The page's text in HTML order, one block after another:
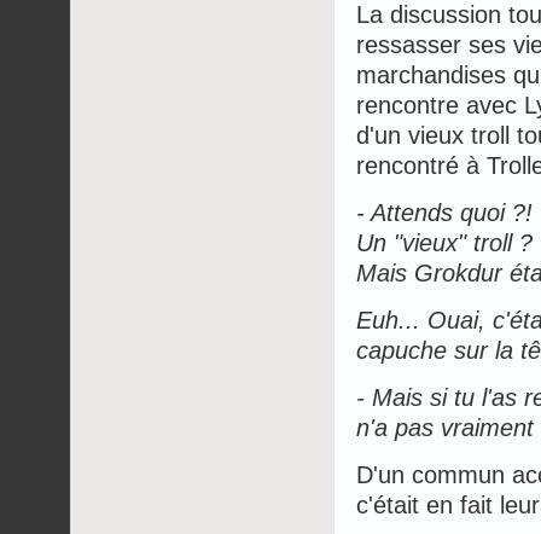
La discussion
ressasser ses
marchandises
rencontre avec
d'un vieux troll
rencontré à
- Attends quoi ?!
Un "vieux" troll ?
Mais Grokdur
Euh... Ouai,
capuche sur la
- Mais si tu l'as
n'a pas
D'un commun
c'était en fait